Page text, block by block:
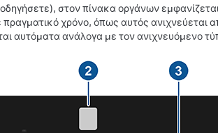
οδηγήσετε), στον πίνακα οργάνων
χρόνο, όπως αυτός ανιχνεύεται
αυτόματα ανάλογα με τον ανιχνευόμενο